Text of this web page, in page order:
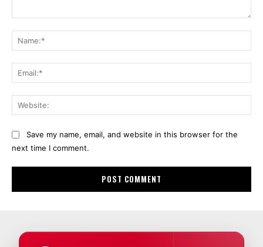
Save my name, email, and website in this browser for the
next time I comment.